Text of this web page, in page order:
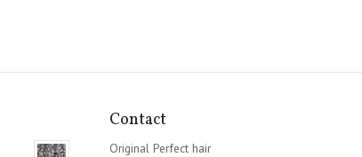
Contact
Original Perfect hair